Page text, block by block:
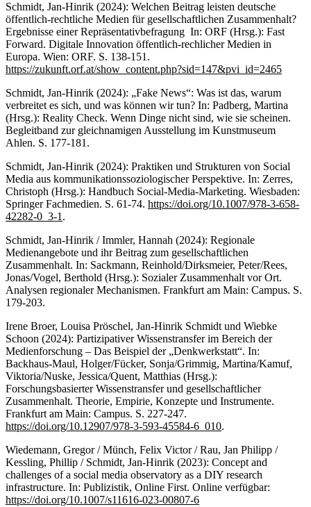
Schmidt, Jan-Hinrik (2024): Welchen Beitrag leisten deutsche
öffentlich-rechtliche Medien für gesellschaftlichen Zusammenhalt?
Ergebnisse einer Repräsentativbefragung In: ORF (Hrsg.): Fast
Forward. Digitale Innovation öffentlich-rechlicher Medien in
Europa. Wien: ORF. S. 138-151.
https://zukunft.orf.at/show_content.php?sid=147&pvi_id=2465
Schmidt, Jan-Hinrik (2024): „Fake News“: Was ist das, warum
verbreitet es sich, und was können wir tun? In: Padberg, Martina
(Hrsg.): Reality Check. Wenn Dinge nicht sind, wie sie scheinen.
Begleitband zur gleichnamigen Ausstellung im Kunstmuseum
Ahlen. S. 177-181.
Schmidt, Jan-Hinrik (2024): Praktiken und Strukturen von Social
Media aus kommunikationssoziologischer Perspektive. In: Zerres,
Christoph (Hrsg.): Handbuch Social-Media-Marketing. Wiesbaden:
Springer Fachmedien. S. 61-74. https://doi.org/10.1007/978-3-658-
42282-0_3-1 .
Schmidt, Jan-Hinrik / Immler, Hannah (2024): Regionale
Medienangebote und ihr Beitrag zum gesellschaftlichen
Zusammenhalt. In: Sackmann, Reinhold/Dirksmeier, Peter/Rees,
Jonas/Vogel, Berthold (Hrsg.): Sozialer Zusammenhalt vor Ort.
Analysen regionaler Mechanismen. Frankfurt am Main: Campus. S.
179-203.
Irene Broer, Louisa Pröschel, Jan-Hinrik Schmidt und Wiebke
Schoon (2024): Partizipativer Wissenstransfer im Bereich der
Medienforschung – Das Beispiel der „Denkwerkstatt“. In:
Backhaus-Maul, Holger/Fücker, Sonja/Grimmig, Martina/Kamuf,
Viktoria/Nuske, Jessica/Quent, Matthias (Hrsg.):
Forschungsbasierter Wissenstransfer und gesellschaftlicher
Zusammenhalt. Theorie, Empirie, Konzepte und Instrumente.
Frankfurt am Main: Campus. S. 227-247.
https://doi.org/10.12907/978-3-593-45584-6_010.
Wiedemann, Gregor / Münch, Felix Victor / Rau, Jan Philipp /
Kessling, Phillip / Schmidt, Jan-Hinrik (2023): Concept and
challenges of a social media observatory as a DIY research
infrastructure. In: Publizistik, Online First. Online verfügbar:
https://doi.org/10.1007/s11616-023-00807-6